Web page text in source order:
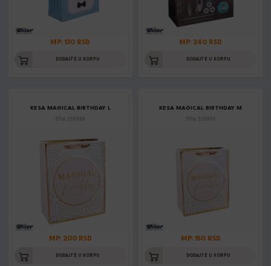
MP: 130 RSD
DODAJTE U KORPU
MP: 240 RSD
DODAJTE U KORPU
KESA MAGICAL BIRTHDAY L
Šifra: 338986
MP: 200 RSD
DODAJTE U KORPU
KESA MAGICAL BIRTHDAY M
Šifra: 338985
MP: 150 RSD
DODAJTE U KORPU